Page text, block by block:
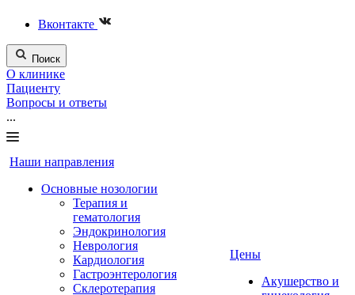
Вконтакте
Поиск
О клинике
Пациенту
Вопросы и ответы
...
Наши направления
Основные нозологии
Терапия и
гематология
Эндокринология
Неврология
Кардиология
Гастроэнтерология
Склеротерапия
Цены
Акушерство и